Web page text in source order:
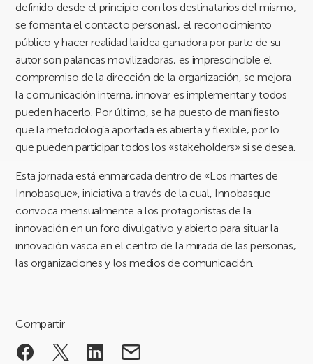
definido desde el principio con los destinatarios del mismo;
se fomenta el contacto personasl, el reconocimiento
público y hacer realidad la idea ganadora por parte de su
autor son palancas movilizadoras, es imprescincible el
compromiso de la dirección de la organización, se mejora
la comunicación interna, innovar es implementar y todos
pueden hacerlo. Por último, se ha puesto de manifiesto
que la metodología aportada es abierta y flexible, por lo
que pueden participar todos los «stakeholders» si se desea.
Esta jornada está enmarcada dentro de «Los martes de
Innobasque», iniciativa a través de la cual, Innobasque
convoca mensualmente a los protagonistas de la
innovación en un foro divulgativo y abierto para situar la
innovación vasca en el centro de la mirada de las personas,
las organizaciones y los medios de comunicación.
Compartir